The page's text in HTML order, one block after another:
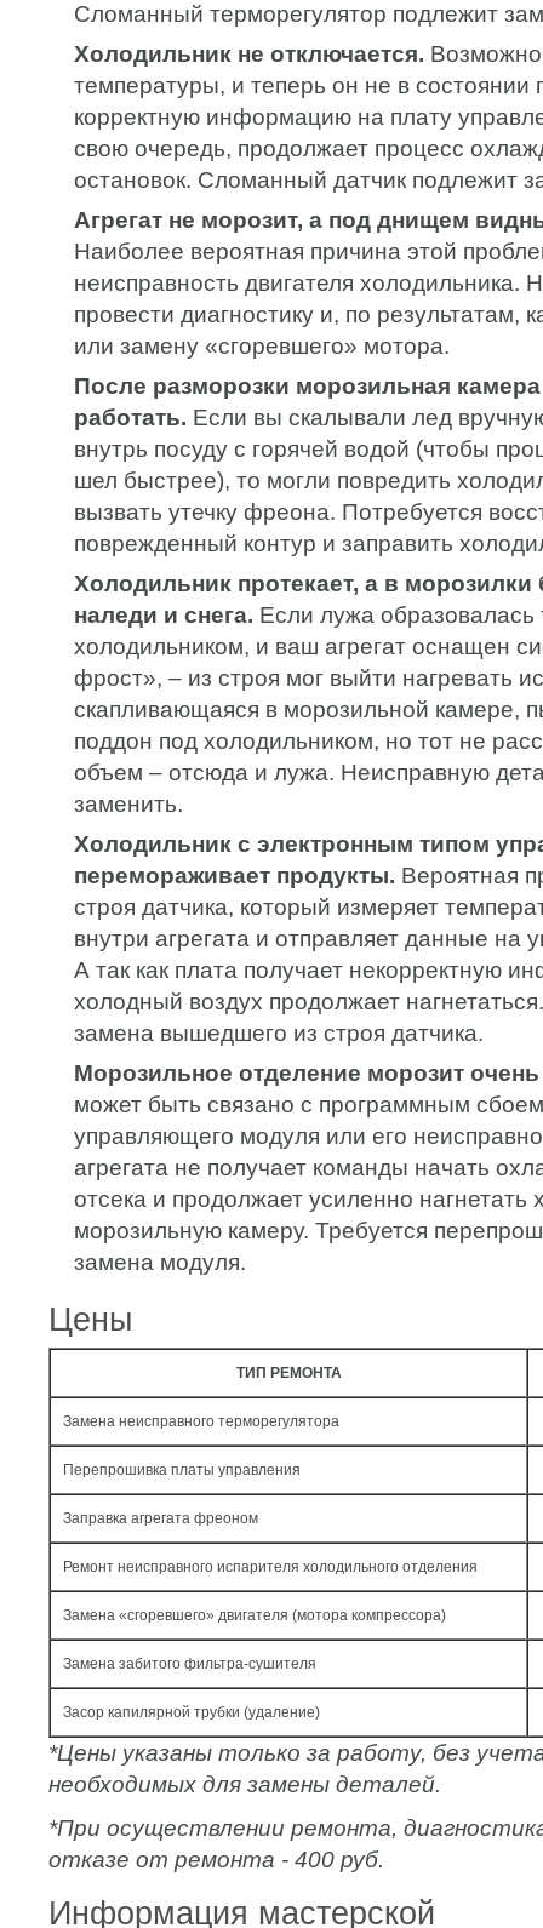
Сломанный терморегулятор подлежит
Холодильник не отключается.
температуры, и теперь он не в состоянии
корректную информацию на плату
свою очередь, продолжает процесс
остановок. Сломанный датчик подлежит
Агрегат не морозит, а под днищем
Наиболее вероятная причина этой
неисправность двигателя холодильника.
провести диагностику и, по результатам,
или замену «сгоревшего» мотора.
После разморозки морозильная
работать. Если вы скалывали лед
внутрь посуду с горячей водой (чтобы
шел быстрее), то могли повредить
вызвать утечку фреона. Потребуется
поврежденный контур и заправить
Холодильник протекает, а в
наледи и снега. Если лужа образовалась
холодильником, и ваш агрегат оснащен
фрост», – из строя мог выйти нагревать
скапливающаяся в морозильной камере,
поддон под холодильником, но тот не
объем – отсюда и лужа. Неисправную
заменить.
Холодильник с электронным типом
перемораживает продукты. Вероятная
строя датчика, который измеряет
внутри агрегата и отправляет данные на
А так как плата получает некорректную
холодный воздух продолжает
замена вышедшего из строя датчика.
Морозильное отделение морозит
может быть связано с программным
управляющего модуля или его
агрегата не получает команды начать
отсека и продолжает усиленно нагнетать
морозильную камеру. Требуется
замена модуля.
Цены
ТИП РЕМОНТА
Замена неисправного терморегулятора
Перепрошивка платы управления
Заправка агрегата фреоном
Ремонт неисправного испарителя холодильного отделения
Замена «сгоревшего» двигателя (мотора компрессора)
Замена забитого фильтра-сушителя
Засор капилярной трубки (удаление)
*Цены указаны только за работу, без
необходимых для замены деталей.
*При осуществлении ремонта,
отказе от ремонта - 400 руб.
Информация мастерской